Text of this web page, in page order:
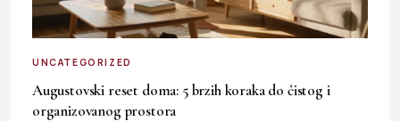
UNCATEGORIZED
Augustovski reset doma: 5 brzih koraka do čistog i
organizovanog prostora